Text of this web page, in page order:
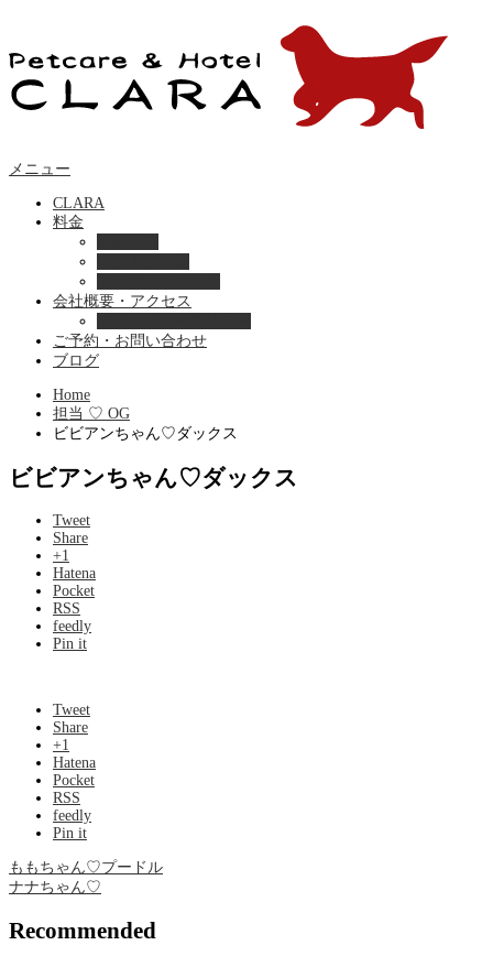
メニュー
CLARA
料金
会社概要・アクセス
ご予約・お問い合わせ
ブログ
Home
担当 ♡ OG
ビビアンちゃん♡ダックス
ビビアンちゃん♡ダックス
Tweet
Share
+1
Hatena
Pocket
RSS
feedly
Pin it
Tweet
Share
+1
Hatena
Pocket
RSS
feedly
Pin it
ももちゃん♡プードル
ナナちゃん♡
Recommended